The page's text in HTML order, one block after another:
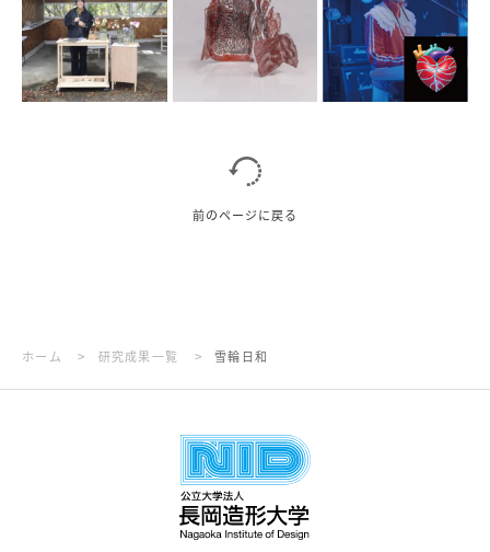
前のページに戻る
ホーム > 研究成果一覧 > 雪輪日和